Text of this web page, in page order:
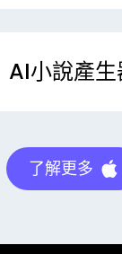
AI小說產生
了解更多